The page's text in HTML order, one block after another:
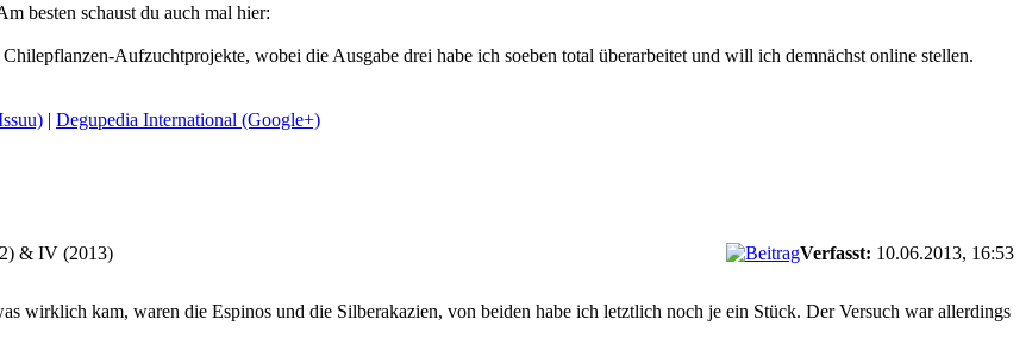
besten schaust du auch mal hier:
Aufzuchtprojekte, wobei die Ausgabe drei habe ich soeben total überarbeitet und will ich demnächst online stellen.
| Degupedia International (Google+)
& IV (2013) Verfasst: 10.06.2013, 16:53
wirklich kam, waren die Espinos und die Silberakazien, von beiden habe ich letztlich noch je ein Stück. Der Versuch war allerdings